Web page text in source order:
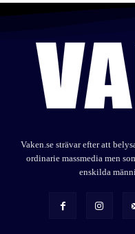
Vaken.se strävar efter att
ordinarie massmedia men
enskilda